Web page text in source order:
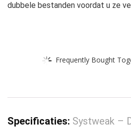
dubbele bestanden voordat u ze
Frequently Bought
Specificaties: Systweak –